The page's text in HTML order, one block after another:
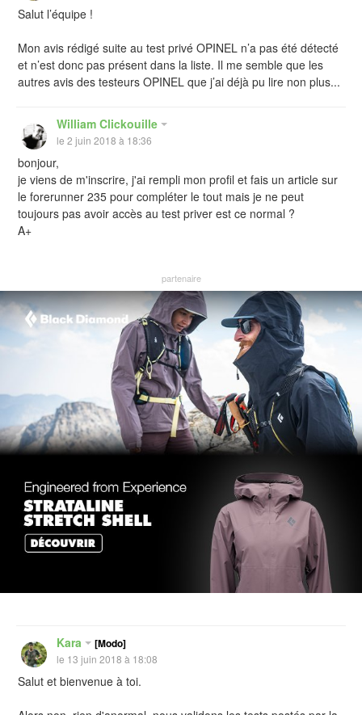
Salut l’équipe !
Mon avis rédigé suite au test privé OPINEL n’a pas été détecté
et n’est donc pas présent dans la liste. Il me semble que les
autres avis des testeurs OPINEL que j’ai déjà pu lire non plus...
William Clickouille
le 2 juin 2018 à 18:36
bonjour,
je viens de m'inscrire, j'ai rempli mon profil et fais un article sur
le forerunner 235 pour compléter le tout mais je ne peut
toujours pas avoir accès au test priver est ce normal ?
A+
Kara [Modo]
le 13 juin 2018 à 18:08
Salut et bienvenue à toi.